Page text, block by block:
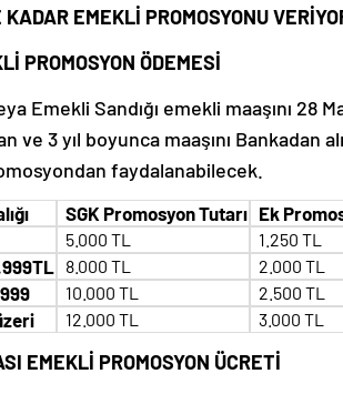
EMEKLİ PROMOSYONU
PROMOSYON ÖDEMESİ
Emekli Sandığı emekli maaşını 28
ve 3 yıl boyunca maaşını
faydalanabilecek.
SGK Promosyon Tutarı Ek
5.000 TL 1.250 TL
8.000 TL 2.000 TL
10.000 TL 2.500 TL
12.000 TL 3.000 TL
EMEKLİ PROMOSYON ÜCRETİ